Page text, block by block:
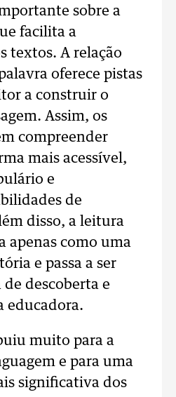
sobre a
facilita a
textos. A relação
oferece pistas
a construir o
Assim, os
compreender
mais acessível,
e
de
disso, a leitura
apenas como uma
e passa a ser
descoberta e
educadora.
muito para a
e para uma
significativa dos